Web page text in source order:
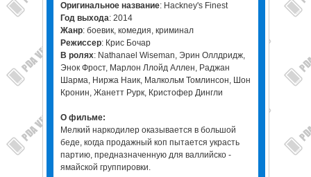
Оригинальное название: Hackney's Finest
Год выхода: 2014
Жанр: боевик, комедия, криминал
Режиссер: Крис Бочар
В ролях: Nathanael Wiseman, Эрин Оллдридж,
Энок Фрост, Марлон Ллойд Аллен, Раджан
Шарма, Ниржа Наик, Малкольм Томлинсон, Шон
Кронин, Жанетт Рурк, Кристофер Дингли
О фильме:
Мелкий наркодилер оказывается в большой
беде, когда продажный коп пытается украсть
партию, предназначенную для валлийско -
ямайской группировки.